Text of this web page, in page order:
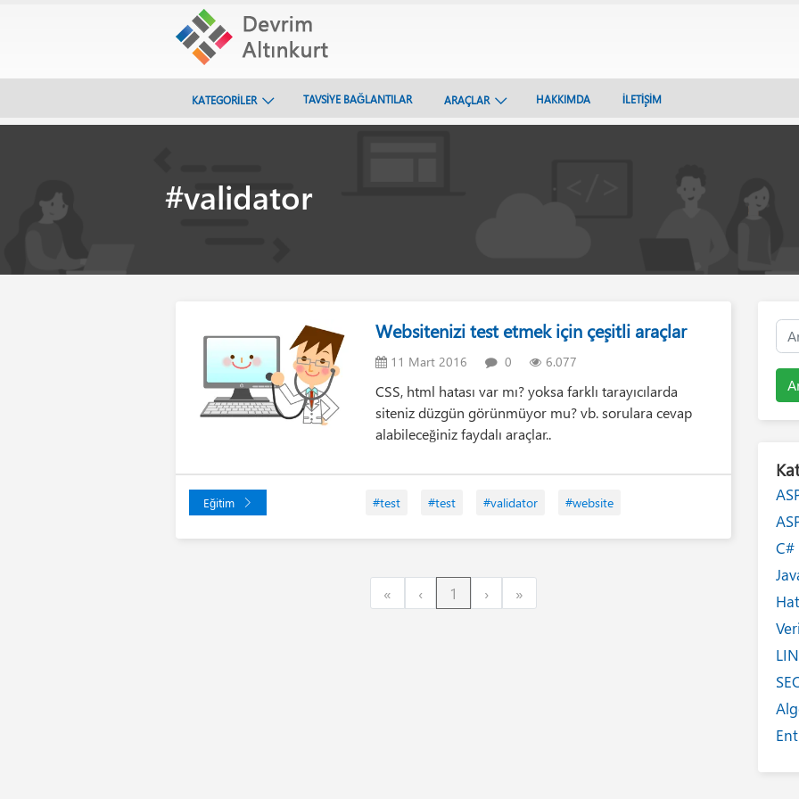
KATEGORİLER TAVSİYE BAĞLANTILAR ARAÇLAR HAKKIMDA İLETİŞİM
#validator
Websitenizi test etmek için çeşitli araçlar
11 Mart 2016 0 6.077
CSS, html hatası var mı? yoksa farklı tarayıcılarda
siteniz düzgün görünmüyor mu? vb. sorulara cevap
alabileceğiniz faydalı araçlar..
Eğitim #test #test #validator #website
« ‹Previous
1 ›Next»
C#